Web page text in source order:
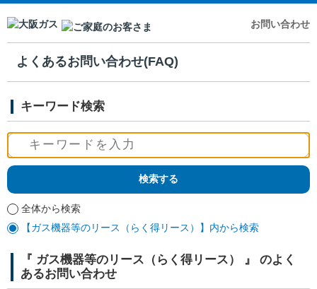
お問い合わせ
よくあるお問い合わせ(FAQ)
キーワード検索
全体から検索
【ガス機器等のリース（らく得リース）】内から検索
『 ガス機器等のリース（らく得リース） 』 のよく
あるお問い合わせ